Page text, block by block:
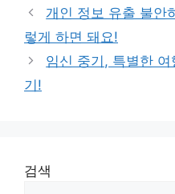
개인 정보 유출 불안
렇게 하면 돼요!
임신 중기, 특별한
기!
검색